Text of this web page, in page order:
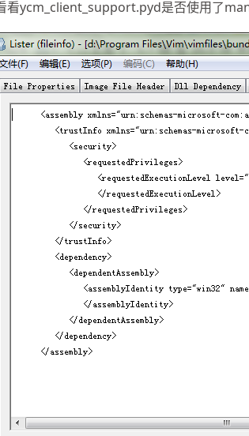
看ycm_client_support.pyd是否使用了